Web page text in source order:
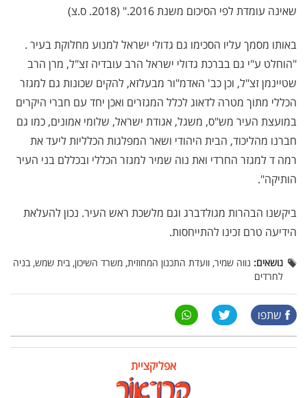
שאינה עומדת לפי הסיכום משנת 2016." (2018. ס.צ)
באותו מסמך עליו הסכימו גם גדולי ישראל למנוע מחלוקת בעיר .
"הוחלט ע"י גם בברכת גדולי ישראל הרב עובדיה זצ"ל, מרן הרב
שטיינמן זצ"ל, וכן כב' האדמ"ור מבעלזא, להקים שכונות גם למגזר
הכללי מתוך מטרה לדאוג לכלל המגזרים ואכן יחד עם חברי היקרים
במועצת העיר מש"ס, משגל, אגודת ישראל, שלומי אמונים, כמו גם
חברנו מהליכוד, הבית היהודי ושאר המפלגות הכלליות ליעד את
רמה ד למגזר החרדי ואת נוה שמיר למגזר הכללי ובכללם בני העיר
הותיקה".
ביקשנו הבהרות מגולדברג וגם מלשכת ראש העיר. נכון להעלאת
הידיעה טרם זכינו להתייחסות.
נושאים: נווה שמיר, וועדת התכנון המחוזית, משרד השיכון, בית שמש, בניה
לחרדים
שתפו
אפליקציית